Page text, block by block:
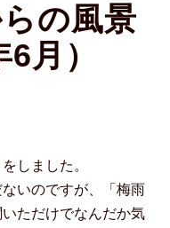
の風景
月）
しました。
いのですが、「梅雨
ただけでなんだか気